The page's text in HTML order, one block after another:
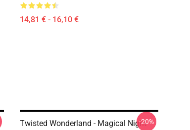
14,81 € - 16,10 €
Twisted Wonderland - Magical Night-20%